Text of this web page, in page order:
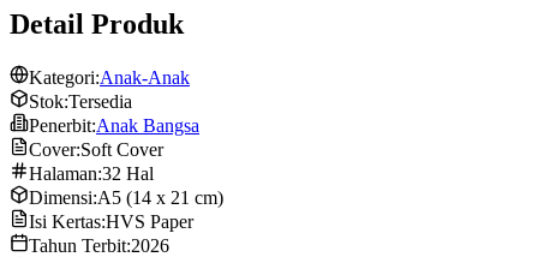
Detail Produk
Kategori:Anak-Anak
Stok:Tersedia
Penerbit:Anak Bangsa
Cover:Soft Cover
Halaman:32 Hal
Dimensi:A5 (14 x 21 cm)
Isi Kertas:HVS Paper
Tahun Terbit:2026